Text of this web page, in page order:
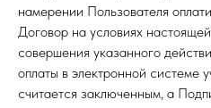
намерении Пользователя
Договор на условиях
совершения указанного
оплаты в электронной системе
считается заключенным, а